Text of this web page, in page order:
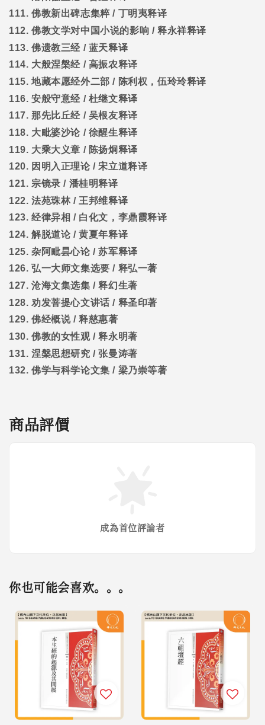
111. 佛教新出碑志集粹/ 丁明夷释译
112. 佛教文学对中国小说的影响 /释永祥释译
113. 佛遗教三经 / 蓝天释译
114. 大般涅槃经 / 高振农释译
115. 地藏本愿经外二部 / 陈利权，伍玲玲释译
116. 安般守意经 / 杜继文释译
117. 那先比丘经 / 吴根友释译
118. 大毗婆沙论 / 徐醒生释译
119. 大乘大义章 / 陈扬炯释译
120. 因明入正理论/宋立道释译
121. 宗镜录 / 潘桂明释译
122. 法苑珠林/ 王邦维释译
123. 经律异相 / 白化文，李鼎霞释译
124. 解脱道论/黄夏年释译
125. 杂阿毗昙心论/苏军释译
126. 弘一大师文集选要 / 释弘一著
127. 沧海文集选集 /释幻生著
128. 劝发菩提心文讲话 / 释圣印著
129. 佛经概说/释慈惠著
130. 佛教的女性观/释永明著
131. 涅槃思想研究 /张曼涛著
132. 佛学与科学论文集 / 梁乃崇等著
商品評價
成為首位評論者
你也可能会喜欢。。。